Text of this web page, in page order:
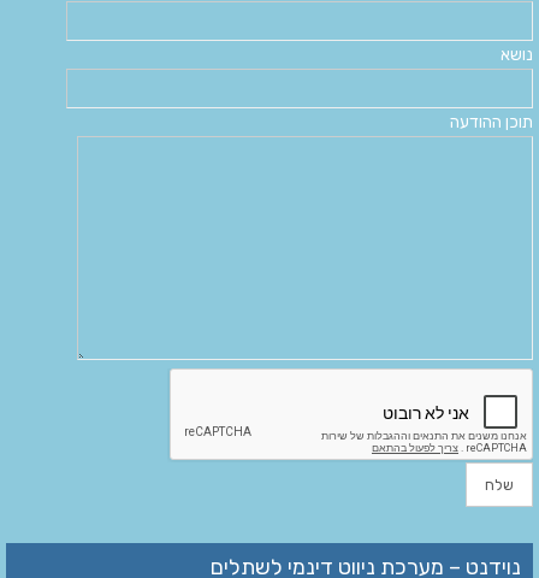
נושא
תוכן ההודעה
נוידנט – מערכת ניווט דינמי לשתלים